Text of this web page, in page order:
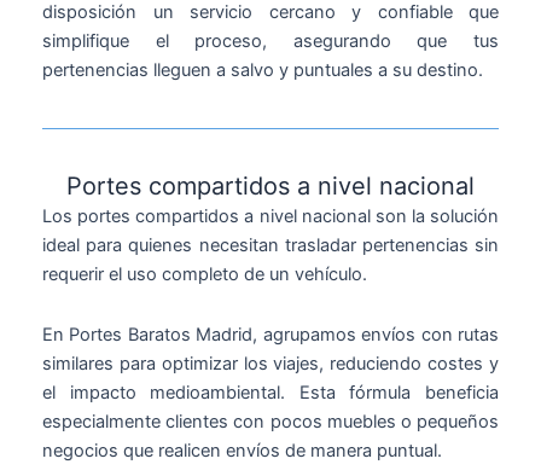
disposición un servicio cercano y confiable que
simplifique el proceso, asegurando que tus
pertenencias lleguen a salvo y puntuales a su destino.
Portes compartidos a nivel nacional
Los portes compartidos a nivel nacional son la solución
ideal para quienes necesitan trasladar pertenencias sin
requerir el uso completo de un vehículo.
En Portes Baratos Madrid, agrupamos envíos con rutas
similares para optimizar los viajes, reduciendo costes y
el impacto medioambiental. Esta fórmula beneficia
especialmente clientes con pocos muebles o pequeños
negocios que realicen envíos de manera puntual.